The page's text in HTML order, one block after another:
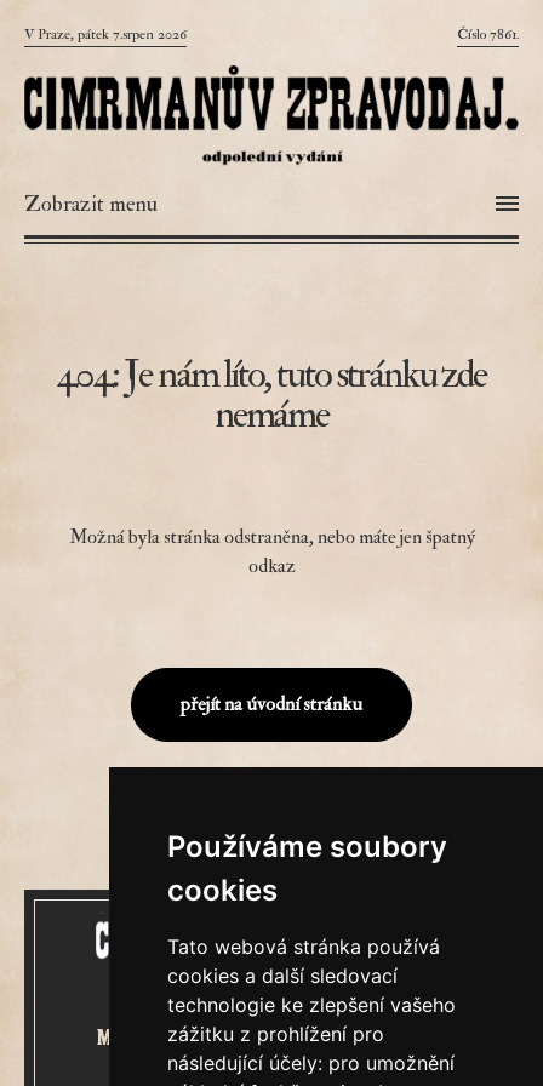
Používáme soubory
cookies
Tato webová stránka používá
cookies a další sledovací
technologie ke zlepšení vašeho
zážitku z prohlížení pro
následující účely: pro umožnění
V Praze, pátek 7.srpen 2026 Číslo 7861.
Zobrazit menu
404: Je nám líto, tuto stránku zde
nemáme
Možná byla stránka odstraněna, nebo máte jen špatný
odkaz
přejít na úvodní stránku
Mecenášem Cimrmanova Zpravodaje
je společnost